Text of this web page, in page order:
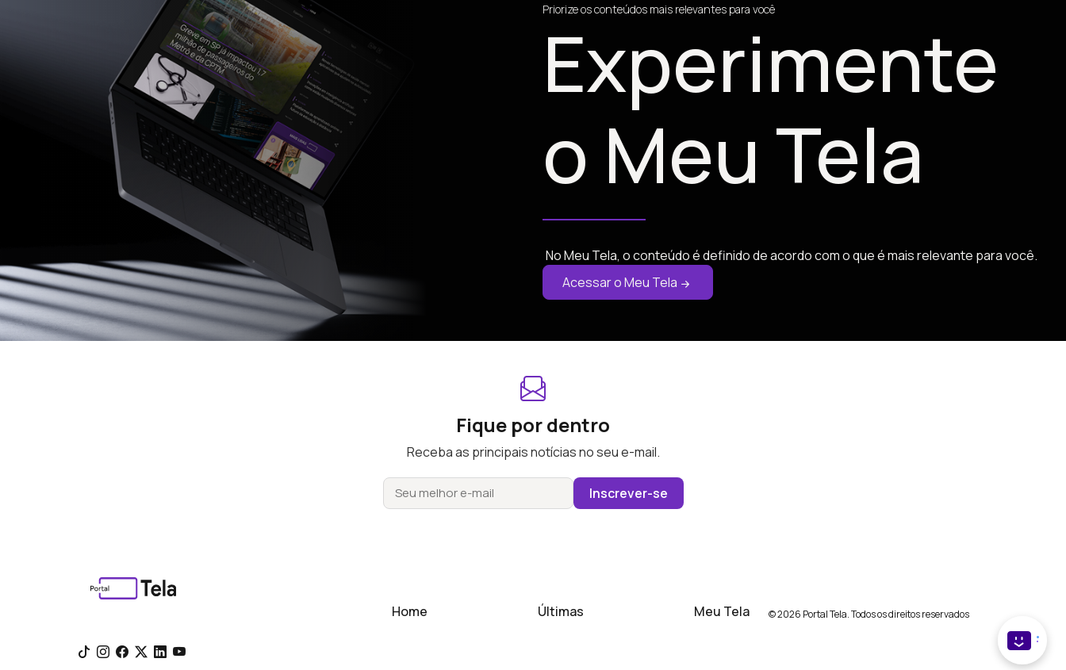
Priorize os conteúdos mais relevantes para você
Experimente
o Meu Tela
No Meu Tela, o conteúdo é definido de acordo com o que é mais relevante para você.
Acessar o Meu Tela
Fique por dentro
Receba as principais notícias no seu e-mail.
Inscrever-se
Home Últimas Meu Tela © 2026 Portal Tela. Todos os direitos reservados